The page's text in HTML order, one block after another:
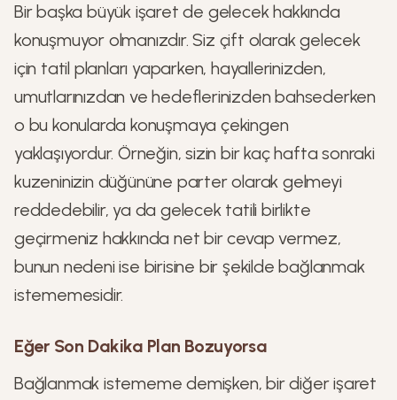
Bir başka büyük işaret de gelecek hakkında
konuşmuyor olmanızdır. Siz çift olarak gelecek
için tatil planları yaparken, hayallerinizden,
umutlarınızdan ve hedeflerinizden bahsederken
o bu konularda konuşmaya çekingen
yaklaşıyordur. Örneğin, sizin bir kaç hafta sonraki
kuzeninizin düğününe parter olarak gelmeyi
reddedebilir, ya da gelecek tatili birlikte
geçirmeniz hakkında net bir cevap vermez,
bunun nedeni ise birisine bir şekilde bağlanmak
istememesidir.
Eğer Son Dakika Plan Bozuyorsa
Bağlanmak istememe demişken, bir diğer işaret